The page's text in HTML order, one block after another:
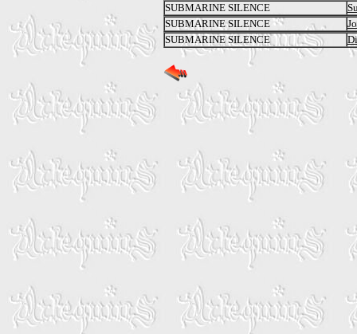
SUBMARINE SILENCE
SUBMARINE SILENCE
SUBMARINE SILENCE